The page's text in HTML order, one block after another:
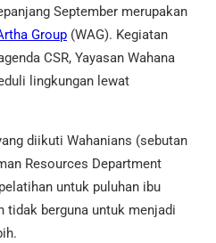
September merupakan
Group (WAG). Kegiatan
CSR, Yayasan Wahana
lingkungan lewat
diikuti Wahanians (sebutan
Resources Department
untuk puluhan ibu
tidak berguna untuk menjadi